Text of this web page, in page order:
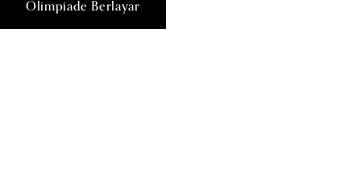
Olimpiade Berlayar